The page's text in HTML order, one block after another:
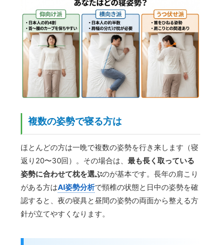
複数の姿勢で寝る方は
ほとんどの方は一晩で複数の姿勢を行き来します（寝
返り20〜30回）。その場合は、最も長く取っている
姿勢に合わせて枕を選ぶのが基本です。長年の肩こり
がある方はAI姿勢分析で頸椎の状態と日中の姿勢を確
認すると、夜の寝具と昼間の姿勢の両面から整える方
針が立てやすくなります。